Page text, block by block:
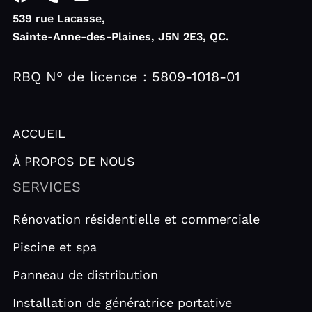
c
e
o
o
o
n
-
a
v
e
o
p
539 rue Lacasse,
Sainte-Anne-des-Plaines, J5N 2E3, QC.
RBQ N° de licence : 5809-1018-01
ACCUEIL
À PROPOS DE NOUS
SERVICES
Rénovation résidentielle et commerciale
Piscine et spa
Panneau de distribution
Installation de génératrice portative